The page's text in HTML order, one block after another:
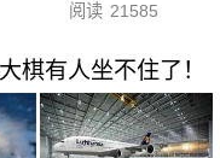
阅读 21585
棋有人坐不住了！